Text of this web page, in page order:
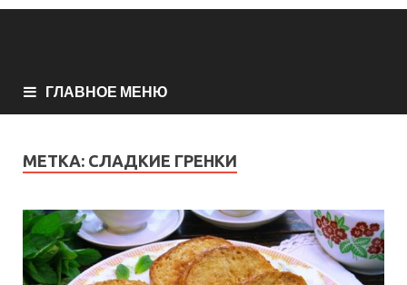
ГЛАВНОЕ МЕНЮ
МЕТКА: СЛАДКИЕ ГРЕНКИ